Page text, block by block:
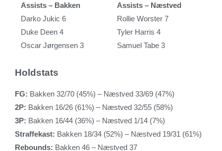
Assists – Bakken
Darko Jukic 6
Duke Deen 4
Oscar Jørgensen 3
Assists – Næstved
Rollie Worster 7
Tyler Harris 4
Samuel Tabe 3
Holdstats
FG: Bakken 32/70 (45%) – Næstved 33/69 (47%)
2P: Bakken 16/26 (61%) – Næstved 32/55 (58%)
3P: Bakken 16/44 (36%) – Næstved 1/14 (7%)
Straffekast: Bakken 18/34 (52%) – Næstved 19/31 (61%)
Rebounds: Bakken 46 – Næstved 37